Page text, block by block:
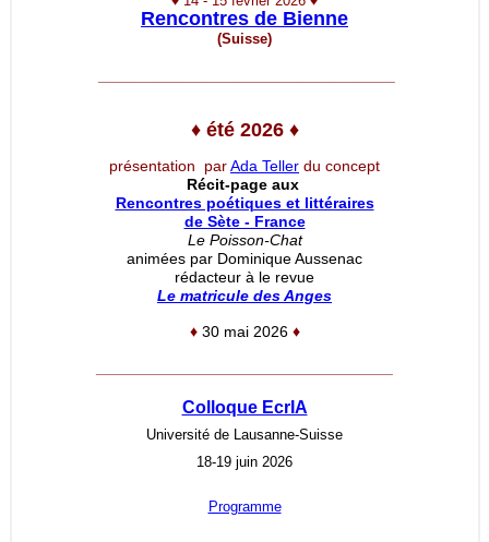
Rencontres de Bienne
(Suisse)
♦été 2026 ♦
présentation parAda Teller du concept
Récit-page aux
Rencontres poétiques et littéraires
de Sète - France
Le Poisson-Chat
animées par Dominique Aussenac
rédacteur à le revue
Le matricule des Anges
♦ 30 mai 2026 ♦
Colloque EcrIA
Université de Lausanne-Suisse
18-19 juin 2026
Programme